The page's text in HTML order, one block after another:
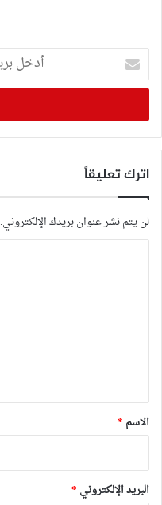
أدخل
بريدك
الإلكتروني
اترك تعليقاً
لن يتم نشر عنوان بريدك الإلكتروني.
*
الاسم *
البريد الإلكتروني *